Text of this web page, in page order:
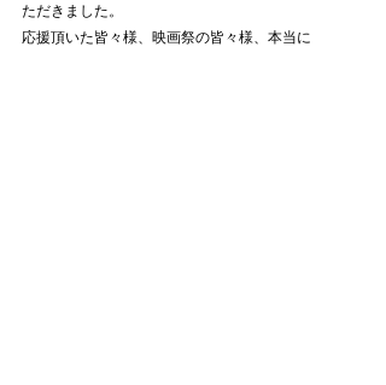
ただきました。
応援頂いた皆々様、映画祭の皆々様、本当に